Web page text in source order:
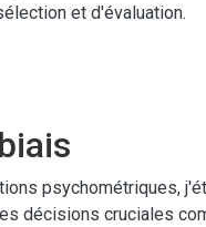
et d'évaluation.
psychométriques,
décisions cruciales